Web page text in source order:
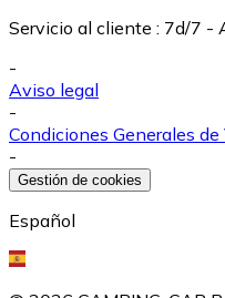
Servicio al cliente : 7d/7 -
-
Aviso legal
-
Condiciones Generales
-
Gestión de cookies
Español